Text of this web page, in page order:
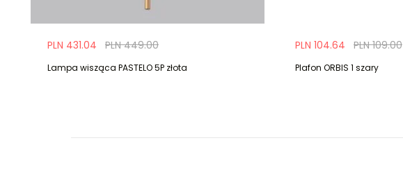
PLN 449.00
PLN 431.04
Lampa wisząca PASTELO 5P złota
PLN 109.00
PLN 104.64
Plafon ORBIS 1 szary